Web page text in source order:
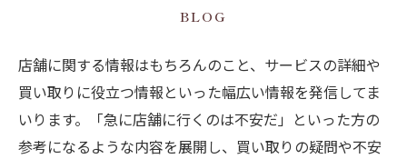
BLOG
店舗に関する情報はもちろんのこと、サービスの詳細や
買い取りに役立つ情報といった幅広い情報を発信してま
いります。「急に店舗に行くのは不安だ」といった方の
参考になるような内容を展開し、買い取りの疑問や不安